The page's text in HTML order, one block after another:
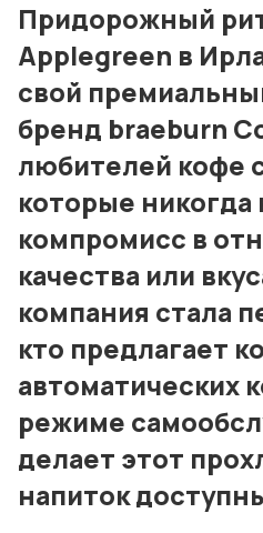
Лучшие
Условия
Политика
Придорожный
Applegreen в
свой
бренд braeburn
любителей кофе
которые никогда
компромисс в
качества или
компания стала
кто предлагает
автоматических
режиме
делает этот
напиток